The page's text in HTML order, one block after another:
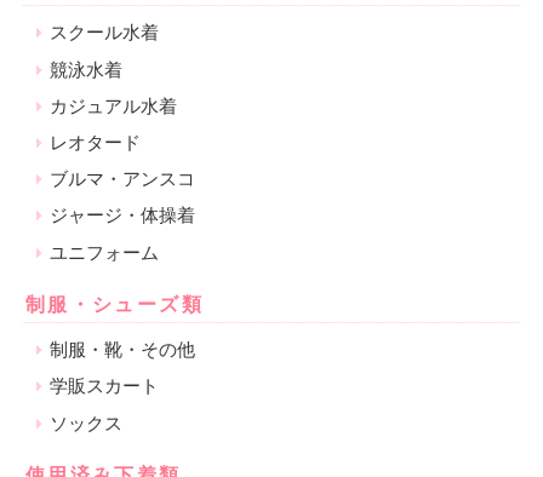
スクール水着
競泳水着
カジュアル水着
レオタード
ブルマ・アンスコ
ジャージ・体操着
ユニフォーム
制服・シューズ類
制服・靴・その他
学販スカート
ソックス